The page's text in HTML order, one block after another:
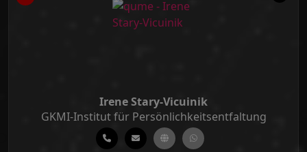
Irene Stary-Vicuinik
GKMI-Institut für Persönlichkeitsentfaltung